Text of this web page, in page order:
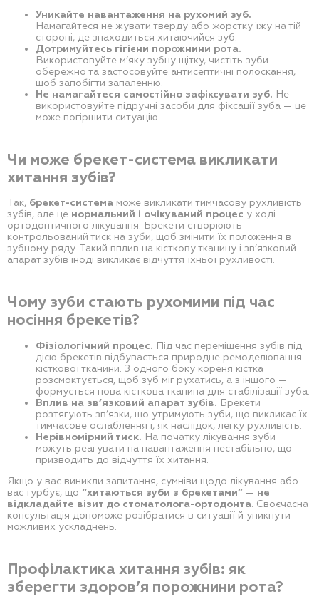
Уникайте навантаження на рухомий зуб.
Намагайтеся не жувати тверду або жорстку їжу на тій
стороні, де знаходиться хитаючийся зуб.
Дотримуйтесь гігієни порожнини рота.
Використовуйте м’яку зубну щітку, чистіть зуби
обережно та застосовуйте антисептичні полоскання,
щоб запобігти запаленню.
Не намагайтеся самостійно зафіксувати зуб. Не
використовуйте підручні засоби для фіксації зуба — це
може погіршити ситуацію.
Чи може брекет-система викликати
хитання зубів?
Так, брекет-система може викликати тимчасову рухливість
зубів, але це нормальний і очікуваний процес у ході
ортодонтичного лікування. Брекети створюють
контрольований тиск на зуби, щоб змінити їх положення в
зубному ряду. Такий вплив на кісткову тканину і зв’язковий
апарат зубів іноді викликає відчуття їхньої рухливості.
Чому зуби стають рухомими під час
носіння брекетів?
Фізіологічний процес. Під час переміщення зубів під
дією брекетів відбувається природне ремоделювання
кісткової тканини. З одного боку кореня кістка
розсмоктується, щоб зуб міг рухатись, а з іншого —
формується нова кісткова тканина для стабілізації зуба.
Вплив на зв’язковий апарат зубів. Брекети
розтягують зв’язки, що утримують зуби, що викликає їх
тимчасове ослаблення і, як наслідок, легку рухливість.
Нерівномірний тиск. На початку лікування зуби
можуть реагувати на навантаження нестабільно, що
призводить до відчуття їх хитання.
Якщо у вас виникли запитання, сумніви щодо лікування або
вас турбує, що “хитаються зуби з брекетами” — не
відкладайте візит до стоматолога-ортодонта. Своєчасна
консультація допоможе розібратися в ситуації й уникнути
можливих ускладнень.
Профілактика хитання зубів: як
зберегти здоров’я порожнини рота?